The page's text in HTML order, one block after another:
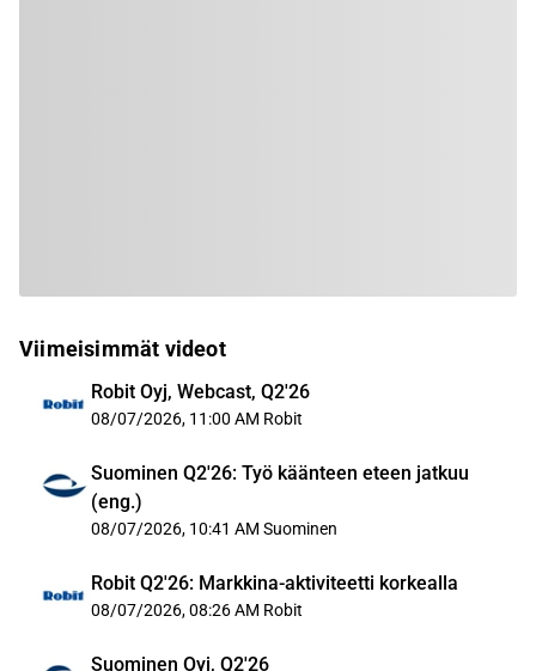
Viimeisimmät videot
Robit Oyj, Webcast, Q2'26
08/07/2026, 11:00 AM Robit
Suominen Q2'26: Työ käänteen eteen jatkuu
(eng.)
08/07/2026, 10:41 AM Suominen
Robit Q2'26: Markkina-aktiviteetti korkealla
08/07/2026, 08:26 AM Robit
Suominen Oyj, Q2'26